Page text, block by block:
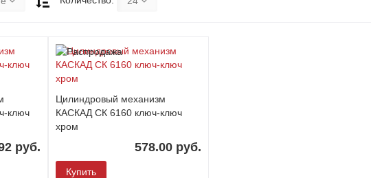
ключ
руб.
Цилиндровый механизм
КАСКАД СК 6160 ключ-ключ
хром
578.00 руб.
Купить